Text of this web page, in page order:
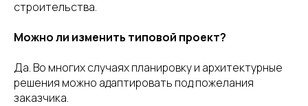
строительства.
Можно ли изменить типовой проект?
Да. Во многих случаях планировку и архитектурные
решения можно адаптировать под пожелания
заказчика.